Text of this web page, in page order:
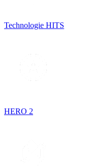
Technologie HITS
HERO 2